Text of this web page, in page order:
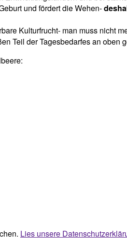
und fördert die Wehen-
Kulturfrucht- man muss nicht
Teil der Tagesbedarfes an oben
Lies unsere